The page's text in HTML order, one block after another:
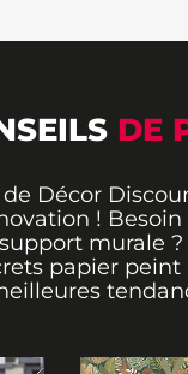
DE
Décor
!
murale
papier peint